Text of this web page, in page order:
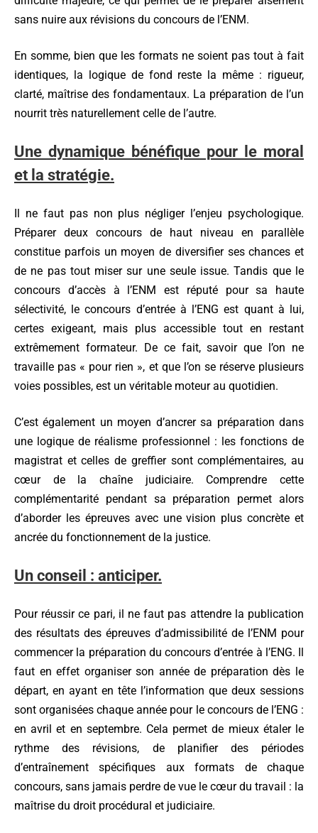
sans nuire aux révisions du concours de l’ENM.
En somme, bien que les formats ne soient pas tout à fait
identiques, la logique de fond reste la même : rigueur,
clarté, maîtrise des fondamentaux. La préparation de l’un
nourrit très naturellement celle de l’autre.
Une dynamique bénéfique pour le moral
et la stratégie.
Il ne faut pas non plus négliger l’enjeu psychologique.
Préparer deux concours de haut niveau en parallèle
constitue parfois un moyen de diversifier ses chances et
de ne pas tout miser sur une seule issue. Tandis que le
concours d’accès à l’ENM est réputé pour sa haute
sélectivité, le concours d’entrée à l’ENG est quant à lui,
certes exigeant, mais plus accessible tout en restant
extrêmement formateur. De ce fait, savoir que l’on ne
travaille pas « pour rien », et que l’on se réserve plusieurs
voies possibles, est un véritable moteur au quotidien.
C’est également un moyen d’ancrer sa préparation dans
une logique de réalisme professionnel : les fonctions de
magistrat et celles de greffier sont complémentaires, au
cœur de la chaîne judiciaire. Comprendre cette
complémentarité pendant sa préparation permet alors
d’aborder les épreuves avec une vision plus concrète et
ancrée du fonctionnement de la justice.
Un conseil : anticiper.
Pour réussir ce pari, il ne faut pas attendre la publication
des résultats des épreuves d’admissibilité de l’ENM pour
commencer la préparation du concours d’entrée à l’ENG. Il
faut en effet organiser son année de préparation dès le
départ, en ayant en tête l’information que deux sessions
sont organisées chaque année pour le concours de l’ENG :
en avril et en septembre. Cela permet de mieux étaler le
rythme des révisions, de planifier des périodes
d’entraînement spécifiques aux formats de chaque
concours, sans jamais perdre de vue le cœur du travail : la
maîtrise du droit procédural et judiciaire.